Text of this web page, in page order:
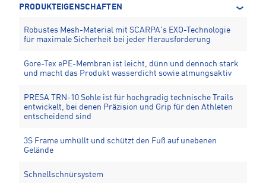
PRODUKTEIGENSCHAFTEN
Robustes Mesh-Material mit SCARPA's EXO-Technologie
für maximale Sicherheit bei jeder Herausforderung
Gore-Tex ePE-Membran ist leicht, dünn und dennoch stark
und macht das Produkt wasserdicht sowie atmungsaktiv
PRESA TRN-10 Sohle ist für hochgradig technische Trails
entwickelt, bei denen Präzision und Grip für den Athleten
entscheidend sind
3S Frame umhüllt und schützt den Fuß auf unebenen
Gelände
Schnellschnürsystem